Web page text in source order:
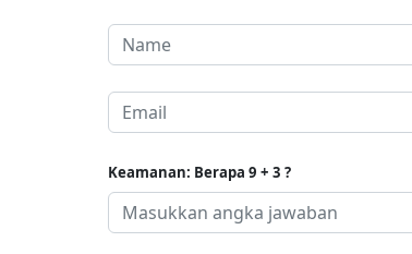
Keamanan: Berapa 9 + 3 ?